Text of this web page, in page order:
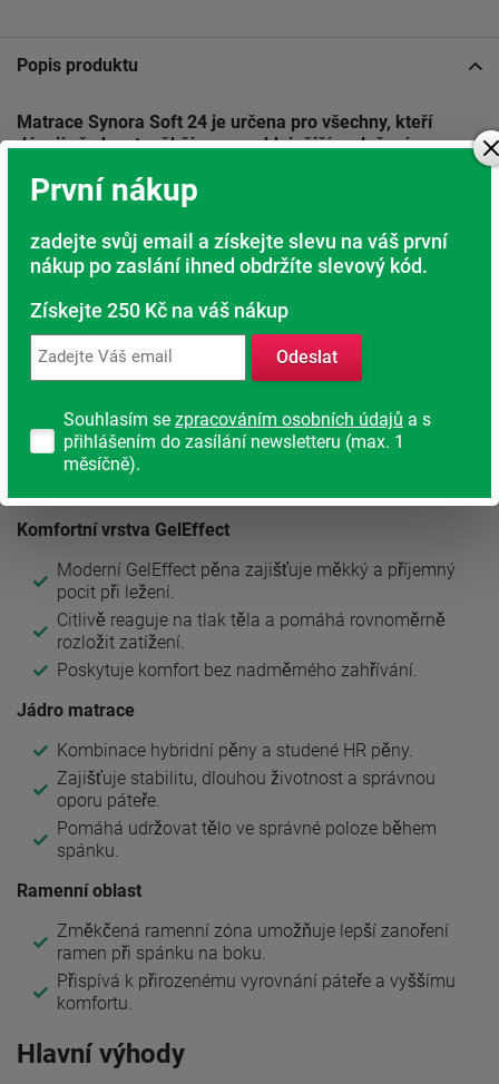
Popis produktu
Matrace Synora Soft 24 je určena pro všechny, kteří
dávají přednost měkčímu a poddajnějšímu ležení.
Moderní technologie GelEffect přináší příjemný komfort,
citlivé přizpůsobení tělu a zároveň eliminuje jeden z
nejčastějších problémů klasických paměťových pěn ?
přehřívání během spánku. Výsledkem je příjemně měkké
ležení, které uvolňuje tělo a současně zachovává
Velkou výhodou je také rychlá reakce materiálu. GelEffect
se přizpůsobí tlaku těla, ale nezadržuje pohyb jako klasická
paměťová pěna. Změna polohy je proto snadná a
přirozená i během noci.
Popis složení matrace
Komfortní vrstva GelEffect
Moderní GelEffect pěna zajišťuje měkký a příjemný
pocit při ležení.
Citlivě reaguje na tlak těla a pomáhá rovnoměrně
rozložit zatížení.
Poskytuje komfort bez nadměrného zahřívání.
Jádro matrace
Kombinace hybridní pěny a studené HR pěny.
Zajišťuje stabilitu, dlouhou životnost a správnou
oporu páteře.
Pomáhá udržovat tělo ve správné poloze během
spánku.
Ramenní oblast
Změkčená ramenní zóna umožňuje lepší zanoření
ramen při spánku na boku.
Přispívá k přirozenému vyrovnání páteře a vyššímu
komfortu.
Hlavní výhody
První nákup
zadejte svůj email a získejte slevu na váš první
nákup po zaslání ihned obdržíte slevový kód.
Získejte 250 Kč na váš nákup
Odeslat
Souhlasím se zpracováním osobních údajů a s
přihlášením do zasílání newsletteru (max. 1
měsíčně).